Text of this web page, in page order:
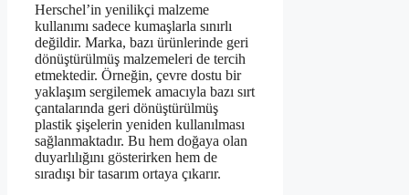
Herschel’in yenilikçi malzeme
kullanımı sadece kumaşlarla sınırlı
değildir. Marka, bazı ürünlerinde geri
dönüştürülmüş malzemeleri de tercih
etmektedir. Örneğin, çevre dostu bir
yaklaşım sergilemek amacıyla bazı sırt
çantalarında geri dönüştürülmüş
plastik şişelerin yeniden kullanılması
sağlanmaktadır. Bu hem doğaya olan
duyarlılığını gösterirken hem de
sıradışı bir tasarım ortaya çıkarır.